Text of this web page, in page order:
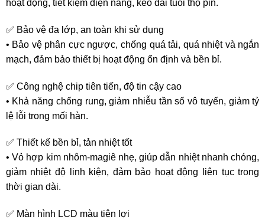
hoạt động, tiết kiệm điện năng, kéo dài tuổi thọ pin.
✅ Bảo vệ đa lớp, an toàn khi sử dụng
• Bảo vệ phân cực ngược, chống quá tải, quá nhiệt và ngắn
mạch, đảm bảo thiết bị hoạt động ổn định và bền bỉ.
✅ Công nghệ chip tiên tiến, độ tin cậy cao
• Khả năng chống rung, giảm nhiễu tần số vô tuyến, giảm tỷ
lệ lỗi trong mối hàn.
✅ Thiết kế bền bỉ, tản nhiệt tốt
• Vỏ hợp kim nhôm-magiê nhẹ, giúp dẫn nhiệt nhanh chóng,
giảm nhiệt độ linh kiện, đảm bảo hoạt động liên tục trong
thời gian dài.
✅ Màn hình LCD màu tiện lợi